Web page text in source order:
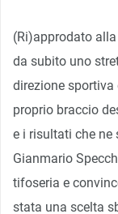
(Ri)approdato
da subito uno
direzione sportiva
proprio braccio
e i risultati che ne
Gianmario
tifoseria e
stata una scelta